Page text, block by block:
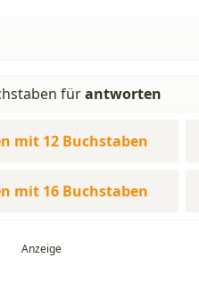
fürantworten
mit 12 Buchstaben
mit 16 Buchstaben